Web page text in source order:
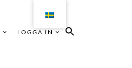
LOGGA IN